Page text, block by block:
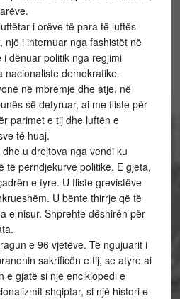
i orëve të para të luftës
një i internuar nga fashistët në
dënuar politik nga regjimi
nacionaliste demokratike.
në mbrëmje dhe atje, në
së detyruar, ai me fliste për
parimet e tij dhe luftën e
të huaj.
u drejtova nga vendi ku
të përndjekurve politikë. E gjeta,
e tyre. U fliste grevistëve
U bënte thirrje që të
e nisur. Shprehte dëshirën për
e 96 vjetëve. Të ngujuarit i
sakrificën e tij, se atyre ai
e gjatë si një enciklopedi e
shqiptar, si një histori e